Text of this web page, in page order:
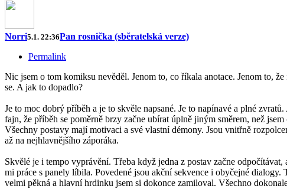
Norri5.1. 22:36Pan rosnička (sběratelská verze)
Permalink
Nic jsem o tom komiksu nevěděl. Jenom to, co říkala anotace. Jenom to,
se. A jak to dopadlo?
Je to moc dobrý příběh a je to skvěle napsané. Je to napínavé a plné
fajn, že příběh se poměrně brzy začne ubírat úplně jiným směrem, než
Všechny postavy mají motivaci a své vlastní démony. Jsou vnitřně
až na nejhlavnějšího záporáka.
Skvělé je i tempo vyprávění. Třeba když jedna z postav začne
mi práce s panely líbila. Povedené jsou akční sekvence i obyčejné
velmi pěkná a hlavní hrdinku jsem si dokonce zamiloval. Všechno